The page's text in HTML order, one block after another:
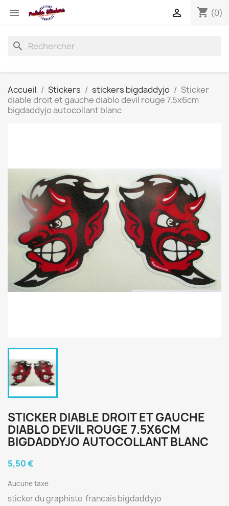
 shopping_cart (0)

search
Accueil Stickers stickers bigdaddyjo
Sticker
diable droit et gauche diablo devil rouge 7.5x6cm
bigdaddyjo autocollant blanc
STICKER DIABLE DROIT ET GAUCHE
DIABLO DEVIL ROUGE 7.5X6CM
BIGDADDYJO AUTOCOLLANT BLANC
5,50 €
Aucune taxe
sticker du graphiste francais bigdaddyjo